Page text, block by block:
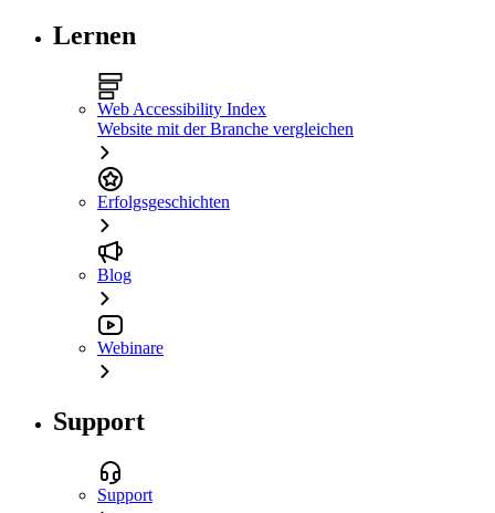
Lernen
Web Accessibility Index
Website mit der Branche vergleichen
Erfolgsgeschichten
Blog
Webinare
Support
Support